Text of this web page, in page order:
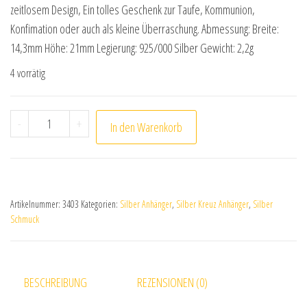
zeitlosem Design, Ein tolles Geschenk zur Taufe, Kommunion,
Konfimation oder auch als kleine Überraschung. Abmessung: Breite:
14,3mm Höhe: 21mm Legierung: 925/000 Silber Gewicht: 2,2g
4 vorrätig
- Anhänger Kreuz Kreuzanhänger 925 Sterling Silber
+ In den Warenkorb
Artikelnummer: 3403 Kategorien: Silber Anhänger, Silber Kreuz Anhänger, Silber
Schmuck
BESCHREIBUNG REZENSIONEN (0)